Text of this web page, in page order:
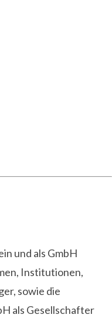
und als GmbH
Institutionen,
sowie die
als Gesellschafter